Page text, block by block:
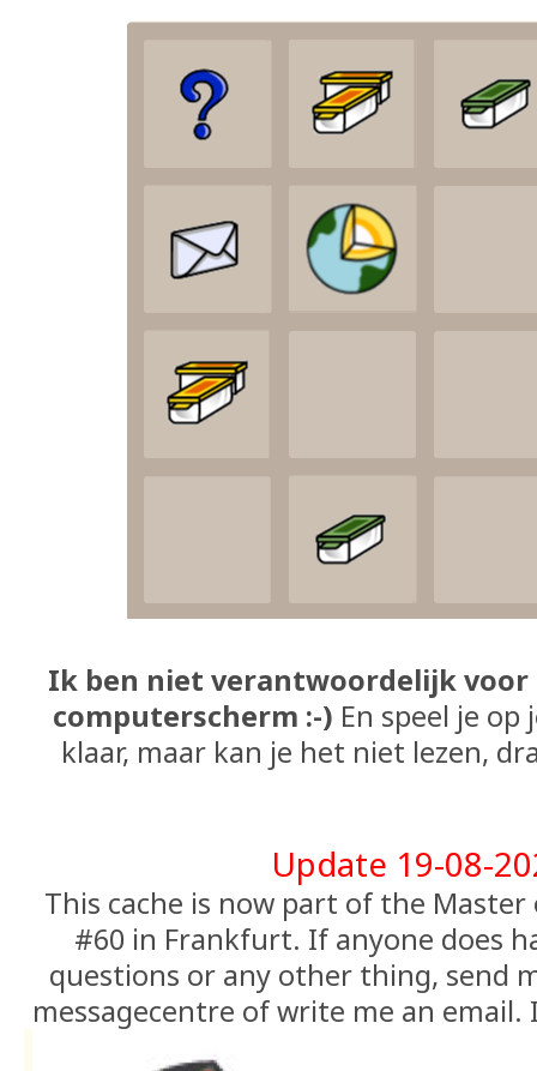
Ik ben niet verantwoordelijk voor
computerscherm :-) En speel je
klaar, maar kan je het niet lezen,
Update 19-08-
This cache is now part of the
#60 in Frankfurt. If anyone does
questions or any other thing, send
messagecentre of write me an